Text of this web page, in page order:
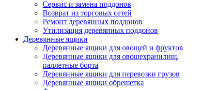
Сервис и замена поддонов
Возврат из торговых сетей
Ремонт деревянных поддонов
Утилизация деревянных поддонов
Деревянные ящики
Деревянные ящики для овощей и фруктов
Деревянные ящики для овощехранилищ,
паллетные борта
Деревянные ящики для перевозки грузов
Деревянные ящики обрешетка